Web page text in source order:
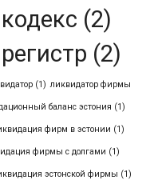
(2)
(2)
(1) ликвидатор фирмы
баланс эстония (1)
фирм в эстонии (1)
фирмы с долгами (1)
эстонской фирмы (1)